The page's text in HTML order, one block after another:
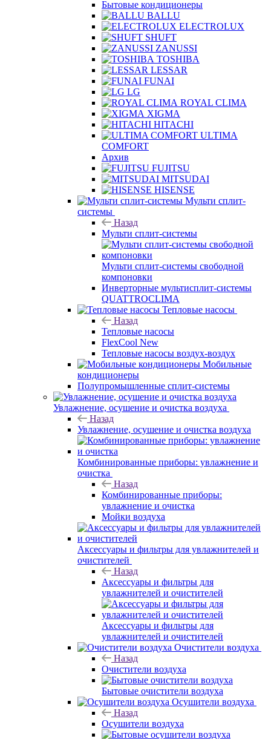
Бытовые кондиционеры
BALLU
ELECTROLUX
SHUFT
ZANUSSI
TOSHIBA
LESSAR
FUNAI
LG
ROYAL CLIMA
XIGMA
HITACHI
ULTIMA
COMFORT
Архив
FUJITSU
MITSUDAI
HISENSE
Мульти сплит-
системы
Назад
Мульти сплит-системы
Мульти сплит-системы свободной
компоновки
Инверторные мультисплит-системы
QUATTROCLIMA
Тепловые насосы
Назад
Тепловые насосы
FlexCool New
Тепловые насосы воздух-воздух
Мобильные
кондиционеры
Полупромышленные сплит-системы
Увлажнение, осушение и очистка воздуха
Назад
Увлажнение, осушение и очистка воздуха
Комбинированные приборы: увлажнение и
очистка
Назад
Комбинированные приборы:
увлажнение и очистка
Мойки воздуха
Аксессуары и фильтры для увлажнителей и
очистителей
Назад
Аксессуары и фильтры для
увлажнителей и очистителей
Аксессуары и фильтры для
увлажнителей и очистителей
Очистители воздуха
Назад
Очистители воздуха
Бытовые очистители воздуха
Осушители воздуха
Назад
Осушители воздуха